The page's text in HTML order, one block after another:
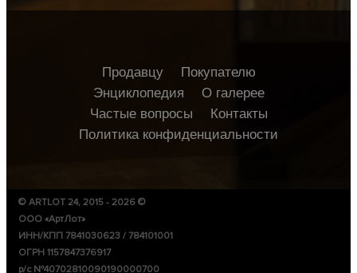
Продавцу
Покупателю
Энциклопедия
О галерее
Частые вопросы
Контакты
Политика конфиденциальности
© ARTLOT 24, 2015 - 2026 ©
ООО «АртЛот»
ИНН/КПП 7841030623 / 784101001
ОГРН 1157847376917
р/с №40702810090190000700